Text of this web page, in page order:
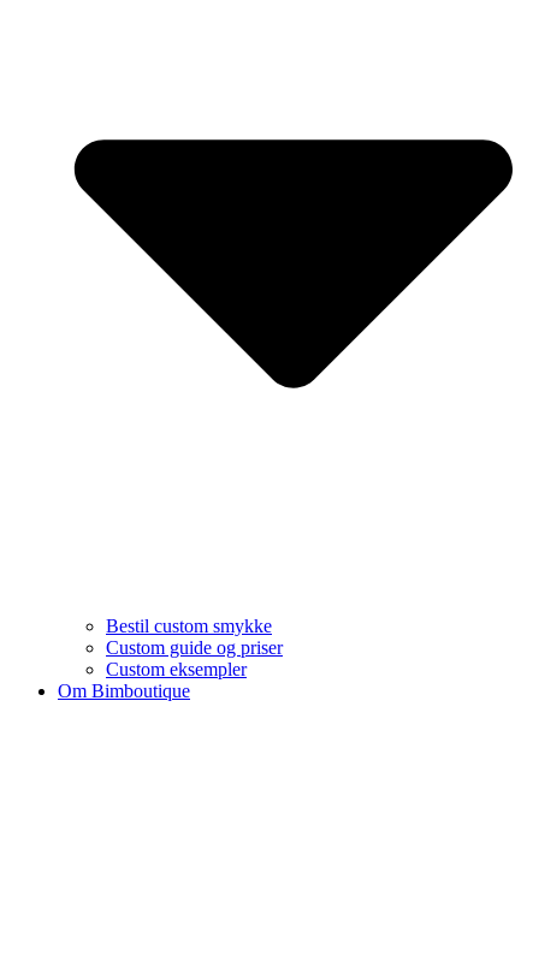
Bestil custom smykke
Custom guide og priser
Custom eksempler
Om Bimboutique